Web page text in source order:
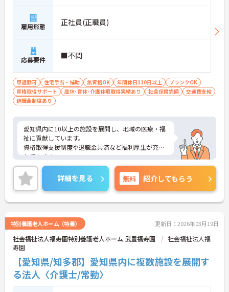
雇用形態 正社員(正職員)
応募要件 ■不問
車通勤可 住宅手当・補助 無資格OK 年間休日110日以上
ブランクOK
資格取得サポート
産休･育休･介護休暇取得実績あり 社会保険完備
交通費支給
退職金制度あり
愛知県内に10以上の施設を展開し、地域の医療・福
祉に貢献しています。
資格取得支援制度や退職金共済など福利厚生が充実
しています。
ご興味ある方には、面接対策ポイントなど、さらに
詳細をお話しいたしますのでお気軽にご相談くださ
い。
詳細を見る 無料 紹介してもらう
特別養護老人ホーム（特養） 更新日：2026年03月19日
社会福祉法人福寿園特別養護老人ホーム 武豊福寿園
社会福祉法人福
寿園
【愛知県/知多郡】愛知県内に複数施設を展開す
る法人〈介護士/常勤〉